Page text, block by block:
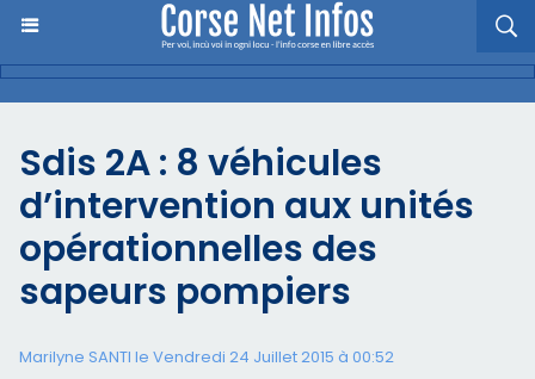
Sdis 2A : 8 véhicules
d’intervention aux unités
opérationnelles des
sapeurs pompiers
Marilyne SANTI le Vendredi 24 Juillet 2015 à 00:52